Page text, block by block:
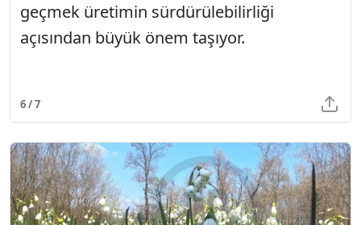
geçmek üretimin sürdürülebilirliği
açısından büyük önem taşıyor.
6 / 7